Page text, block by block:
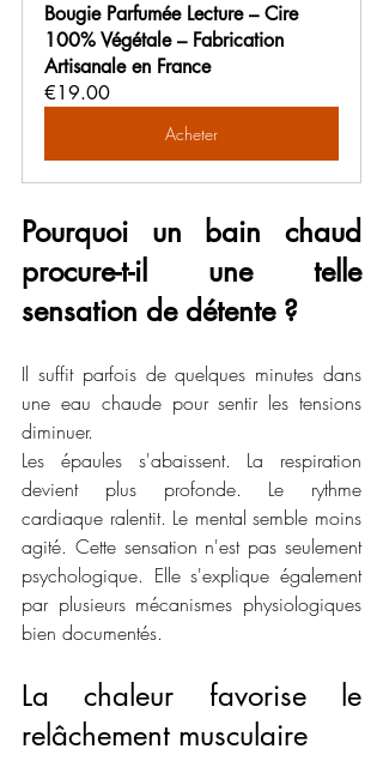
Bougie Parfumée Lecture – Cire
100% Végétale – Fabrication
Artisanale en France
€19.00
Acheter
Pourquoi un bain chaud
procure-t-il une telle
sensation de détente ?
Il suffit parfois de quelques minutes dans
une eau chaude pour sentir les tensions
diminuer.
Les épaules s'abaissent. La respiration
devient plus profonde. Le rythme
cardiaque ralentit. Le mental semble moins
agité. Cette sensation n'est pas seulement
psychologique. Elle s'explique également
par plusieurs mécanismes physiologiques
bien documentés.
La chaleur favorise le
relâchement musculaire